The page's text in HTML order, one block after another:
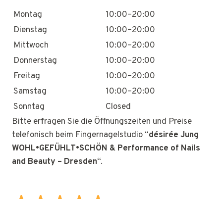
Montag
10:00–20:00
Dienstag
10:00–20:00
Mittwoch
10:00–20:00
Donnerstag
10:00–20:00
Freitag
10:00–20:00
Samstag
10:00–20:00
Sonntag
Closed
Bitte erfragen Sie die Öffnungszeiten und Preise
telefonisch beim Fingernagelstudio “désirée Jung
WOHL•GEFÜHLT•SCHÖN & Performance of Nails
and Beauty – Dresden“.